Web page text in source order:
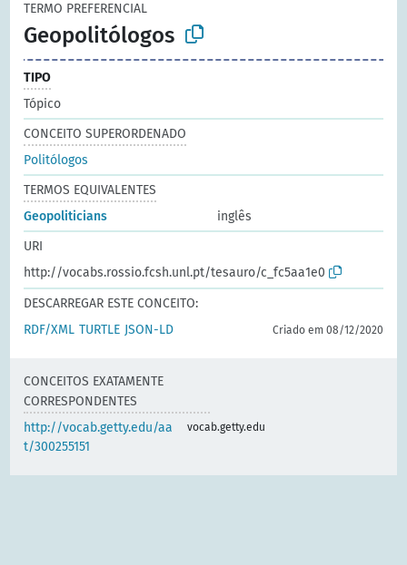
TERMO PREFERENCIAL
Geopolitólogos
TIPO
Tópico
CONCEITO SUPERORDENADO
Politólogos
TERMOS EQUIVALENTES
Geopoliticians
inglês
URI
http://vocabs.rossio.fcsh.unl.pt/tesauro/c_fc5aa1e0
DESCARREGAR ESTE CONCEITO:
RDF/XML TURTLE JSON-LD Criado em 08/12/2020
CONCEITOS EXATAMENTE
CORRESPONDENTES
http://vocab.getty.edu/aa
t/300255151
vocab.getty.edu